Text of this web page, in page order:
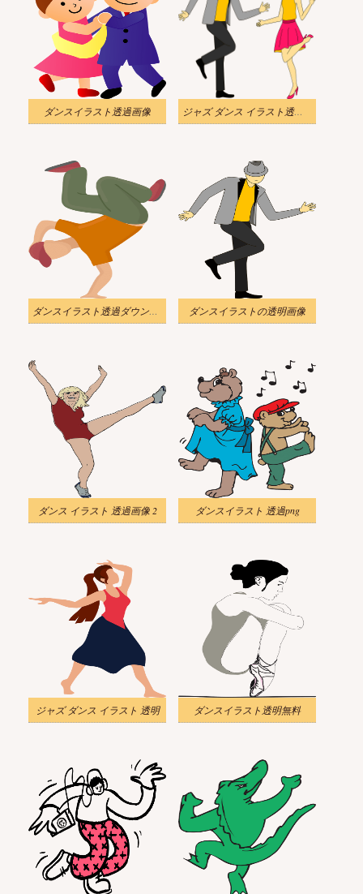
ダンスイラスト透過画像 ジャズ ダンス イラスト透明背景
ダンスイラスト透過ダウンロード ダンスイラストの透明画像
ダンス イラスト 透過画像 2 ダンスイラスト 透過png
ジャズ ダンス イラスト 透明 ダンスイラスト透明無料